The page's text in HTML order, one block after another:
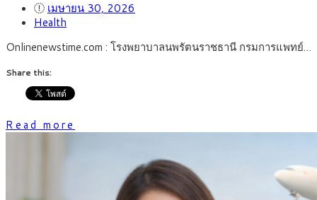
เมษายน 30, 2026
Health
Onlinenewstime.com : โรงพยาบาลนพรัตนราชธานี กรมการแพทย์…
Share this:
Read more